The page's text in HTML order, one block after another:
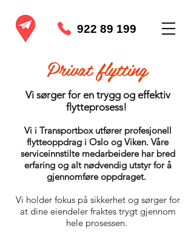
922 89 199
Privat flytting
Vi sørger for en trygg og effektiv
flytteprosess!
Vi i Transportboxutfører profesjonell
flytteoppdrag i Oslo og Viken. Våre
serviceinnstilte medarbeidere har bred
erfaring og alt nødvendig utstyr for å
gjennomføre oppdraget.
Vi holder fokus på sikkerhet og sørger for
at dine eiendeler fraktes trygt gjennom
hele prosessen.